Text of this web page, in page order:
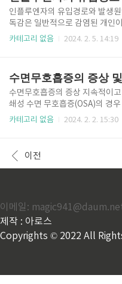
영향을 미쳐 관절통, 피부 발진,
합니다. 제1형 당뇨병: 면역 체계
세포를 공격하여 혈당 조절을 방
증(MS): 신경 섬유의 보호 덮개
리악병(Ce..
인플루엔자의 유입경로와 발생
독감은 일반적으로 감염된 개인
을 통해 인구에 유입됩니다. 주요
에 있는 사람이 흡입할 수 있습
스에 오염된 표면을 만진 후 얼굴
면 바이러스가 퍼질 수 있습니다.
한 항원 이동 또는 표류라는 과정
와 돼지에서 나타날 수 있으며,
등이 효과적인 예방수칙이다. 인
독감의 주요 원인입니다..
카테고리 없음 2024. 2. 5. 14:19
수면무호흡증의 증상 지속적이고
쇄성 수면 무호흡증(OSA)의 경
다. 부분적인 기도 폐쇄로 인해 발
때 헐떡거리거나 질식하는 소리
수면 무호흡증이 있는 개인은 종
면 패턴의 혼란으로 인해 발생할
장애, 기억력 문제, 집중력 저하
날 수 있습니다. 수면 무호흡증
스트레스..
카테고리 없음 2024. 2. 2. 15:30
이전
이메일:
제작 : 아로스
Copyrights © 2022 All